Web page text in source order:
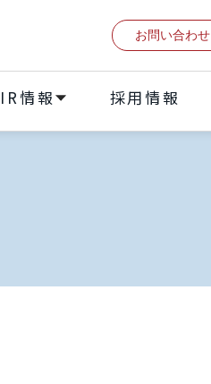
お問い合わせ
IR情報 採⽤情報